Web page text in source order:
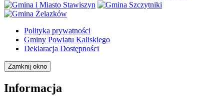
Polityka prywatności
Gminy Powiatu Kaliskiego
Deklaracja Dostępności
Zamknij okno
Informacja